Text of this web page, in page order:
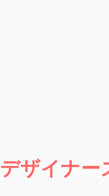
デザイナー